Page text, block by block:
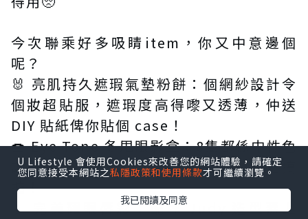
今次聯乘好多吸睛item，你又中意邊個
呢？
🐰 亮肌持久遮瑕氣墊粉餅：個網紗設計令
個妝超貼服，遮瑕度高得嚟又透薄，仲送
DIY 貼紙俾你貼個 case！
🍩 Eye Tone 冬甩眼影盒：8隻都係中性色
調，眼影、胭脂、陰影、臥蠶，一盒搞
掂！
💄 完美耀眼唇彩：配埋 Judy 造型蓋上
U Lifestyle 會使用Cookies來改善您的網站體驗，請確定
您同意接受本網站之私隱政策和使用條款才可繼續瀏覽。
我已閱讀及同意